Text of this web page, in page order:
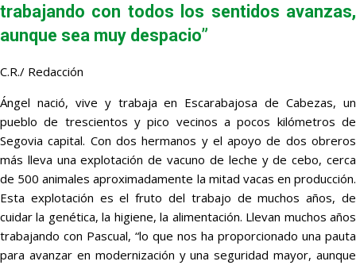
trabajando con todos los sentidos avanzas,
aunque sea muy despacio”
C.R./ Redacción
Ángel nació, vive y trabaja en Escarabajosa de Cabezas, un
pueblo de trescientos y pico vecinos a pocos kilómetros de
Segovia capital. Con dos hermanos y el apoyo de dos obreros
más lleva una explotación de vacuno de leche y de cebo, cerca
de 500 animales aproximadamente la mitad vacas en producción.
Esta explotación es el fruto del trabajo de muchos años, de
cuidar la genética, la higiene, la alimentación. Llevan muchos años
trabajando con Pascual, “lo que nos ha proporcionado una pauta
para avanzar en modernización y una seguridad mayor, aunque